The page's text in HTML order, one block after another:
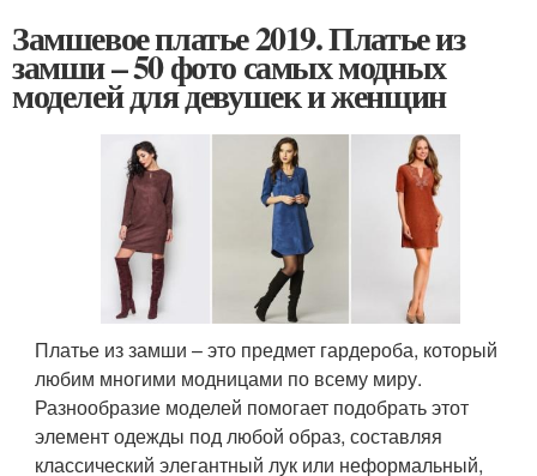
Замшевое платье 2019. Платье из
замши – 50 фото самых модных
моделей для девушек и женщин
Платье из замши – это предмет гардероба, который
любим многими модницами по всему миру.
Разнообразие моделей помогает подобрать этот
элемент одежды под любой образ, составляя
классический элегантный лук или неформальный,